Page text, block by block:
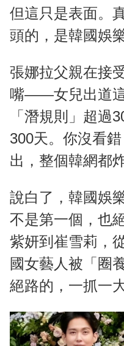
但這只是表面。
頭的，是韓國娛
張娜拉父親在接
嘴——女兒出道
「潛規則」超過
300天。你沒看
出，整個韓網都炸
說白了，韓國娛
不是第一個，也
紫妍到崔雪莉，
國女藝人被「圈
絕路的，一抓一大